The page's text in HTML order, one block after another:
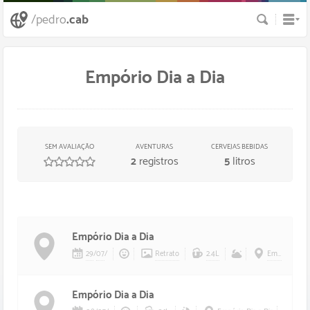
/pedro.cab Busca
Empório Dia a Dia
SEM AVALIAÇÃO
/ estrelas
AVENTURAS
2registros
CERVEJAS BEBIDAS
5litros
Empório Dia a Dia
29/07/ Retrato 2.4L Empório Dia a Dia
Empório Dia a Dia